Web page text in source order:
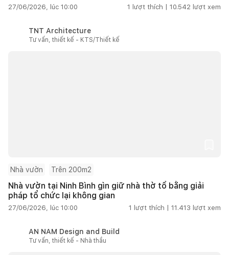
27/06/2026, lúc 10:00 1 lượt thích | 10.542 lượt xem
TNT Architecture
Tư vấn, thiết kế - KTS/Thiết kế
Nhà vườn Trên 200m2
Nhà vườn tại Ninh Bình gìn giữ nhà thờ tổ bằng giải
pháp tổ chức lại không gian
27/06/2026, lúc 10:00 1 lượt thích | 11.413 lượt xem
AN NAM Design and Build
Tư vấn, thiết kế - Nhà thầu